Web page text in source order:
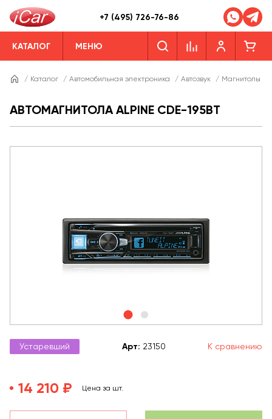
+7 (495) 726-76-86
КАТАЛОГ МЕНЮ
/ Каталог / Автомобильная электроника / Автозвук / Магнитолы
АВТОМАГНИТОЛА ALPINE CDE-195BT
Устаревший Арт: 23150 К сравнению
14 210 ₽ Цена за шт.